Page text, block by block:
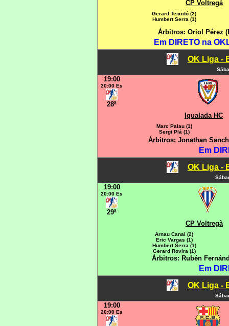
CP Voltregà
Gerard Teixidó (2)
Humbert Serra (1)
Árbitros: Oriol Pérez
Em DIRETO na
OK Liga -
19:00
20:00 Es
28ª
Igualada HC
Marc Palau (1)
Sergi Plá (1)
Árbitros: Jonathan
Em
OK Liga -
19:00
20:00 Es
29ª
CP Voltregà
Arnau Canal (2)
Eric Vargas (1)
Humbert Serra (1)
Gerard Rovira (1)
Árbitros: Rubén
Em
OK Liga -
19:00
20:00 Es